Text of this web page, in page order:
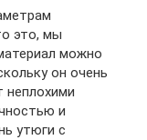
это, мы
можно
он очень
неплохими
и
утюги с